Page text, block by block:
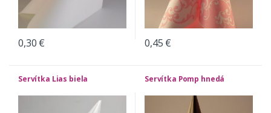
0,30 € 0,45 €
Servítka Lias biela Servítka Pomp hnedá